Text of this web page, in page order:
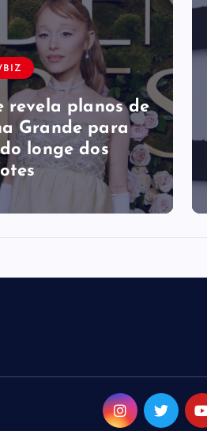
revela planos de
Grande para
longe dos